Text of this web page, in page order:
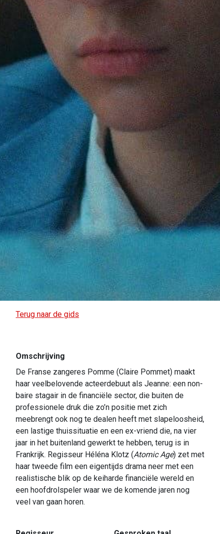
Terug naar de gids
Omschrijving
De Franse zangeres Pomme (Claire Pommet) maakt
haar veelbelovende acteerdebuut als Jeanne: een non-
baire stagair in de financiële sector, die buiten de
professionele druk die zo’n positie met zich
meebrengt ook nog te dealen heeft met slapeloosheid,
een lastige thuissituatie en een ex-vriend die, na vier
jaar in het buitenland gewerkt te hebben, terug is in
Frankrijk. Regisseur Héléna Klotz (Atomic Age) zet met
haar tweede film een eigentijds drama neer met een
realistische blik op de keiharde financiële wereld en
een hoofdrolspeler waar we de komende jaren nog
veel van gaan horen.